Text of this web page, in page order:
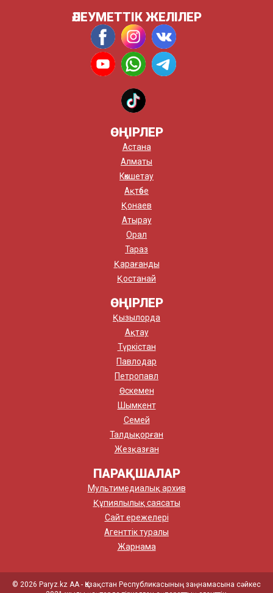
ӘЛЕУМЕТТІК ЖЕЛІЛЕР
ӨҢІРЛЕР
Астана
Алматы
Көкшетау
Ақтөбе
Қонаев
Атырау
Орал
Тараз
Қарағанды
Қостанай
ӨҢІРЛЕР
Қызылорда
Ақтау
Түркістан
Павлодар
Петропавл
Өскемен
Шымкент
Семей
Талдықорған
Жезқазған
ПАРАҚШАЛАР
Мультимедиалық архив
Құпиялылық саясаты
Сайт ережелері
Агенттік туралы
Жарнама
© 2026 Paryz.kz АА - Қазақстан Республикасының заңнамасына сәйкес